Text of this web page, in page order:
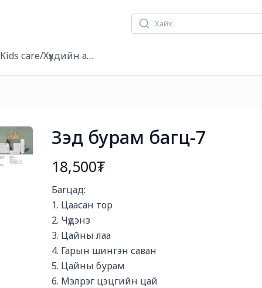
Kids care/Хүүхдийн арчилгаа
Зэд бурам багц-7
18,500₮
Багцад:
1. Цаасан тор
2. Чүдэнз
3. Цайны лаа
4. Гарын шингэн саван
5. Цайны бурам
6. Мэлрэг цэцгийн цай